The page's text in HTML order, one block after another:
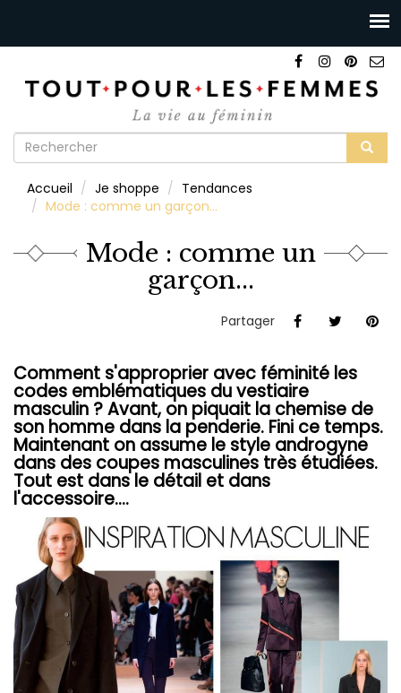
Formulaire
recherche
Accueil Je shoppe
Tendances
Mode : comme un garçon...
Mode : comme un
garçon...
Partager
Comment s'approprier avec féminité les
codes emblématiques du vestiaire
masculin ? Avant, on piquait la chemise de
son homme dans la penderie. Fini ce temps.
Maintenant on assume le style androgyne
dans des coupes masculines très étudiées.
Tout est dans le détail et dans
l'accessoire....